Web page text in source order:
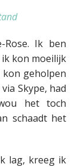
Ik ben
ik kon moeilijk
kon geholpen
Skype, had
het toch
schaadt het
lag, kreeg ik